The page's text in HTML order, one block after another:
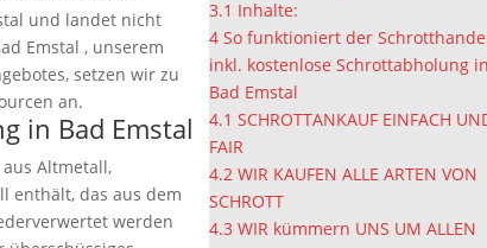
und landet nicht
Emstal , unserem
setzen wir zu
an.
in Bad Emstal
Altmetall,
enthält, das aus dem
werden
3.1 Inhalte:
4 So funktioniert der
inkl. kostenlose Schrottabholung in
Bad Emstal
4.1 SCHROTTANKAUF EINFACH
FAIR
4.2 WIR KAUFEN ALLE ARTEN VON
SCHROTT
4.3 WIR kümmern UNS UM ALLEN